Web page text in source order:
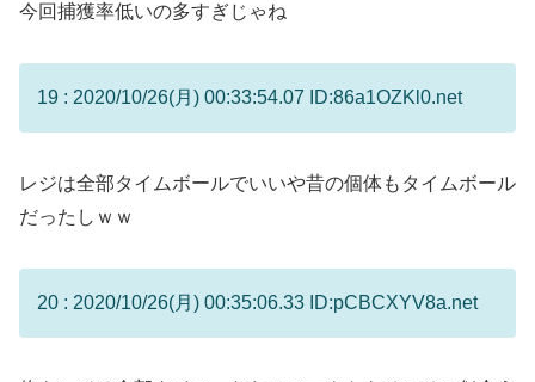
今回捕獲率低いの多すぎじゃね
19 : 2020/10/26(月) 00:33:54.07 ID:86a1OZKl0.net
レジは全部タイムボールでいいや昔の個体もタイムボール
だったしｗｗ
20 : 2020/10/26(月) 00:35:06.33 ID:pCBCXYV8a.net